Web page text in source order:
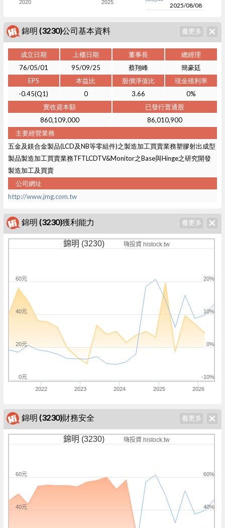
2020 2025
2025/08/08
錦明 (3230)公司基本資料
成立日期 上櫃日期 董事長
總經理
76/05/01
95/09/25 蔡翔峰
簡豪廷
EPS
本益比 股價淨值比
現金殖利率
-0.45(Q1)
0 3.66
0%
實收資本額
已發行普通股
860,109,000
86,010,900
主要經營業務
五金及鎂合金製品(LCD及NB等零組件)之製造加工買賣業務塑膠射出成型
製品製造加工買賣業務TFTLCDTV&Monitor之Base與Hinge之研究開發
製造加工及買賣
公司網址
http://www.jmg.com.tw
錦明 (3230)獲利能力
錦明 (3230) 嗨投資 histock.tw
2022 2023 2024 2025 2026
-10%
0%
10%
20%
0元
20元
40元
60元
錦明 (3230)財務安全
錦明 (3230) 嗨投資 histock.tw
40%
60%
40元
60元